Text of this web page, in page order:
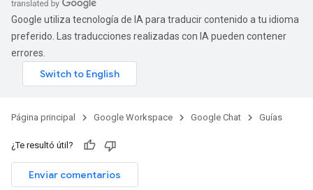
Google utiliza tecnología de IA para traducir contenido a tu idioma
preferido. Las traducciones realizadas con IA pueden contener
errores.
Página principal Google Workspace Google Chat Guías
¿Te resultó útil?
Enviar comentarios